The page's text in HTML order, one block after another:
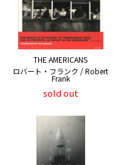
THE AMERICANS
ロバート・フランク / Robert
Frank
sold out